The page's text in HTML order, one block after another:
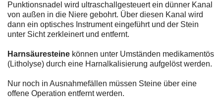
Punktionsnadel wird ultraschallgesteuert ein dünner Kanal
von außen in die Niere gebohrt. Über diesen Kanal wird
dann ein optisches Instrument eingeführt und der Stein
unter Sicht zerkleinert und entfernt.
Harnsäuresteine können unter Umständen medikamentös
(Litholyse) durch eine Harnalkalisierung aufgelöst werden.
Nur noch in Ausnahmefällen müssen Steine über eine
offene Operation entfernt werden.